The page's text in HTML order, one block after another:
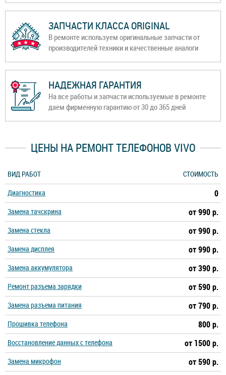
ЗАПЧАСТИ КЛАССА ORIGINAL
В ремонте используем оригинальные запчасти от
производителей техники и качественные аналоги
НАДЕЖНАЯ ГАРАНТИЯ
На все работы и запчасти используемые в ремонте
даем фирменную гарантию от 30 до 365 дней
ЦЕНЫ НА РЕМОНТ ТЕЛЕФОНОВ VIVO
ВИД РАБОТ
СТОИМОСТЬ
Диагностика
0
Замена тачскрина от 990 р.
Замена стекла от 990 р.
Замена дисплея от 990 р.
Замена аккумулятора от 390 р.
Ремонт разъема зарядки от 590 р.
Замена разъема питания от 790 р.
Прошивка телефона 800 р.
Восстановление данных с телефона от 1500 р.
Замена микрофон
от 590 р.